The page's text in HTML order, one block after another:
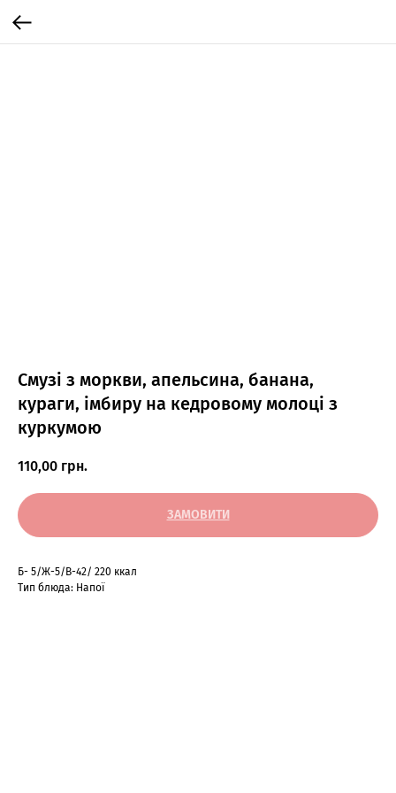
Смузі з моркви, апельсина, банана,
кураги, імбиру на кедровому молоці з
куркумою
110,00 грн.
ЗАМОВИТИ
Б- 5/Ж-5/В-42/ 220 ккал
Тип блюда: Напої